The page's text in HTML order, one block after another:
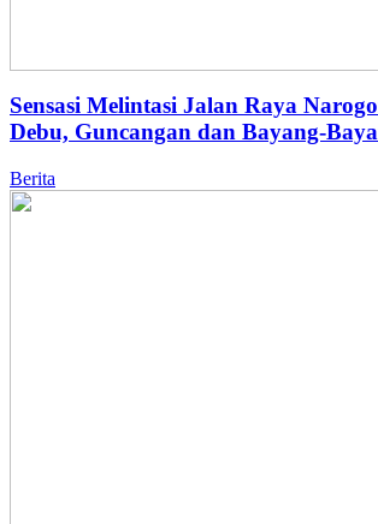
Sensasi Melintasi Jalan Raya
Debu, Guncangan dan Bayang-
Berita